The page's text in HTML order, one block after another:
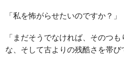
「私を怖がらせたいのですか？」
「まだそうでなければ、そのつ
な、そして古よりの残酷さを帯び